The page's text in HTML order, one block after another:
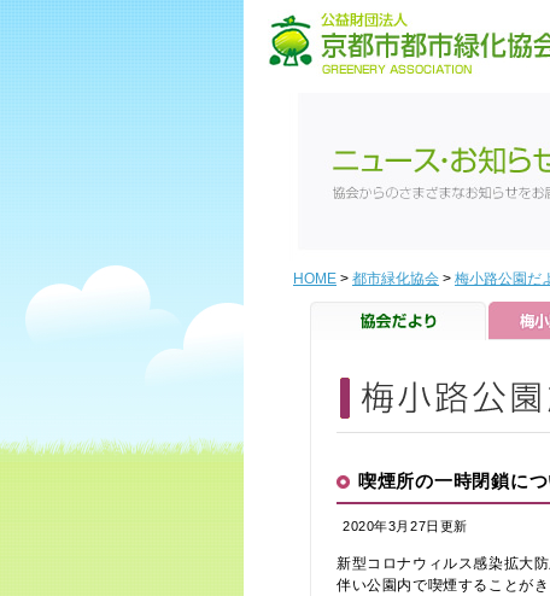
HOME > 都市緑化協会 > 梅小路公園だ
喫煙所の一時閉鎖に
2020年3月27日更新
新型コロナウィルス感染拡大
伴い公園内で喫煙することが